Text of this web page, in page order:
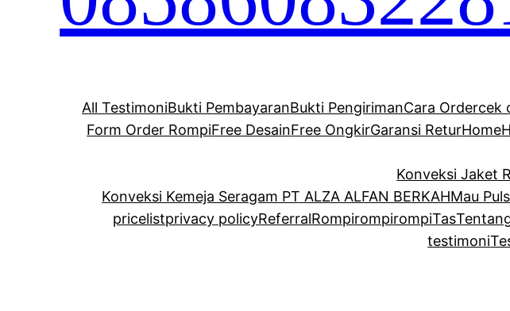
All TestimoniBukti PembayaranBukti PengirimanCara Ordercek
Form Order RompiFree DesainFree OngkirGaransi ReturHome
Konveksi Jaket
Konveksi Kemeja Seragam PT ALZA ALFAN BERKAHMau
pricelistprivacy policyReferralRompirompirompiTas
testimoni